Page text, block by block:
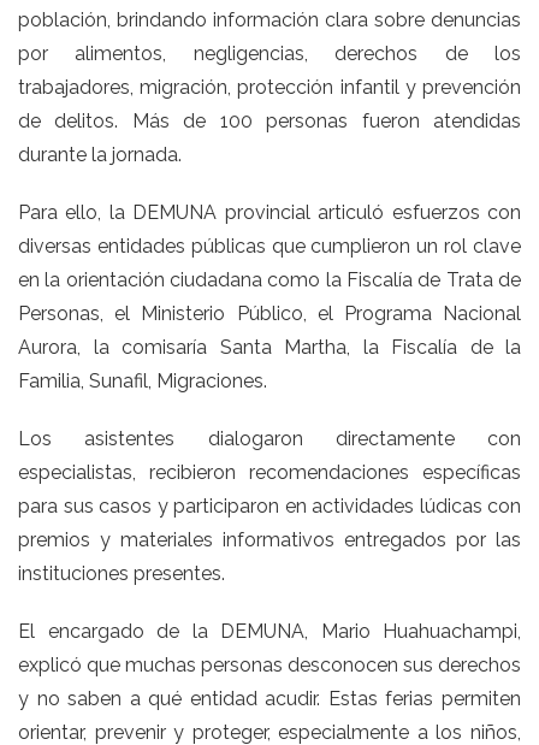
población, brindando información clara sobre denuncias
por alimentos, negligencias, derechos de los
trabajadores, migración, protección infantil y prevención
de delitos. Más de 100 personas fueron atendidas
durante la jornada.
Para ello, la DEMUNA provincial articuló esfuerzos con
diversas entidades públicas que cumplieron un rol clave
en la orientación ciudadana como la Fiscalía de Trata de
Personas, el Ministerio Público, el Programa Nacional
Aurora, la comisaría Santa Martha, la Fiscalía de la
Familia, Sunafil, Migraciones.
Los asistentes dialogaron directamente con
especialistas, recibieron recomendaciones específicas
para sus casos y participaron en actividades lúdicas con
premios y materiales informativos entregados por las
instituciones presentes.
El encargado de la DEMUNA, Mario Huahuachampi,
explicó que muchas personas desconocen sus derechos
y no saben a qué entidad acudir. Estas ferias permiten
orientar, prevenir y proteger, especialmente a los niños,